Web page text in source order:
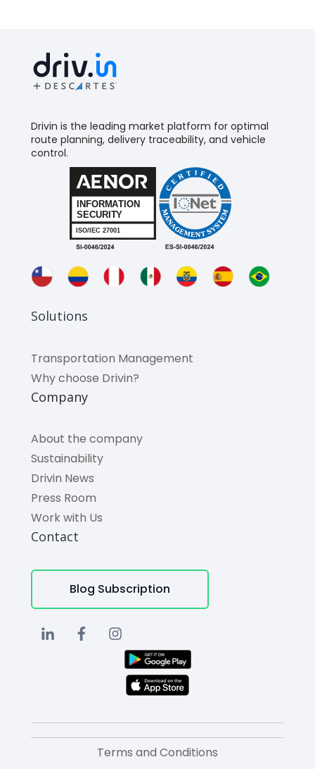
Drivin is the leading market platform for optimal
route planning, delivery traceability, and vehicle
control.
Solutions
Transportation Management
Why choose Drivin?
Company
About the company
Sustainability
Drivin News
Press Room
Work with Us
Contact
Blog Subscription
Terms and Conditions